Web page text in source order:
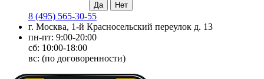
8 (495) 565-30-55
г. Москва, 1-й Красносельский переулок д. 13
пн-пт: 9:00-20:00
сб: 10:00-18:00
вс: (по договоренности)